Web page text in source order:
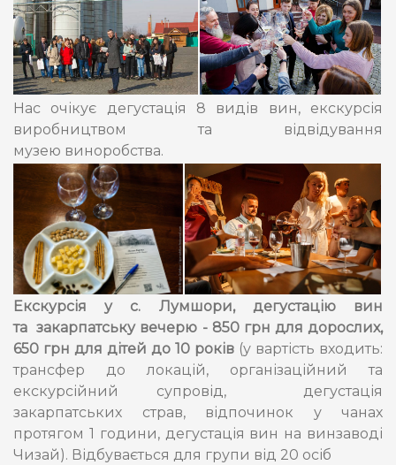
Нас очікує дегустація 8 видів вин, екскурсія
виробництвом та відвідування
музею виноробства.
Екскурсія у с. Лумшори, дегустацію вин
та закарпатську вечерю - 850 грн для дорослих,
650 грн для дітей до 10 років (у вартість входить:
трансфер до локацій, організаційний та
екскурсійний супровід, дегустація
закарпатських страв, відпочинок у чанах
протягом 1 години, дегустація вин на винзаводі
Чизай). Відбувається для групи від 20 осіб